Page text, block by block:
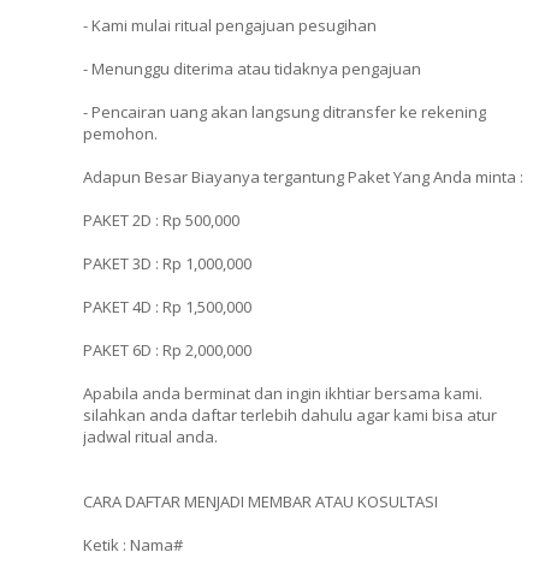
- Kami mulai ritual pengajuan pesugihan
- Menunggu diterima atau tidaknya pengajuan
- Pencairan uang akan langsung ditransfer ke rekening
pemohon.
Adapun Besar Biayanya tergantung Paket Yang Anda minta :
PAKET 2D : Rp 500,000
PAKET 3D : Rp 1,000,000
PAKET 4D : Rp 1,500,000
PAKET 6D : Rp 2,000,000
Apabila anda berminat dan ingin ikhtiar bersama kami.
silahkan anda daftar terlebih dahulu agar kami bisa atur
jadwal ritual anda.
CARA DAFTAR MENJADI MEMBAR ATAU KOSULTASI
Ketik : Nama#